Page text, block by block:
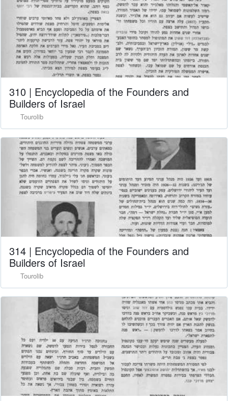
310 | Encyclopedia of the Founders and
Builders of Israel
Tourolib
314 | Encyclopedia of the Founders and
Builders of Israel
Tourolib